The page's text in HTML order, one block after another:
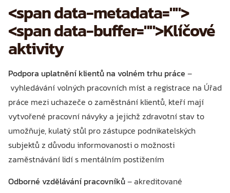
<span data-metadata="">
<span data-buffer="">Klíčové
aktivity
Podpora uplatnění klientů na volném trhu práce –
vyhledávání volných pracovních míst a registrace na Úřad
práce mezi uchazeče o zaměstnání klientů, kteří mají
vytvořené pracovní návyky a jejichž zdravotní stav to
umožňuje, kulatý stůl pro zástupce podnikatelských
subjektů z důvodu informovanosti o možnosti
zaměstnávání lidí s mentálním postižením
Odborné vzdělávání pracovníků– akreditované